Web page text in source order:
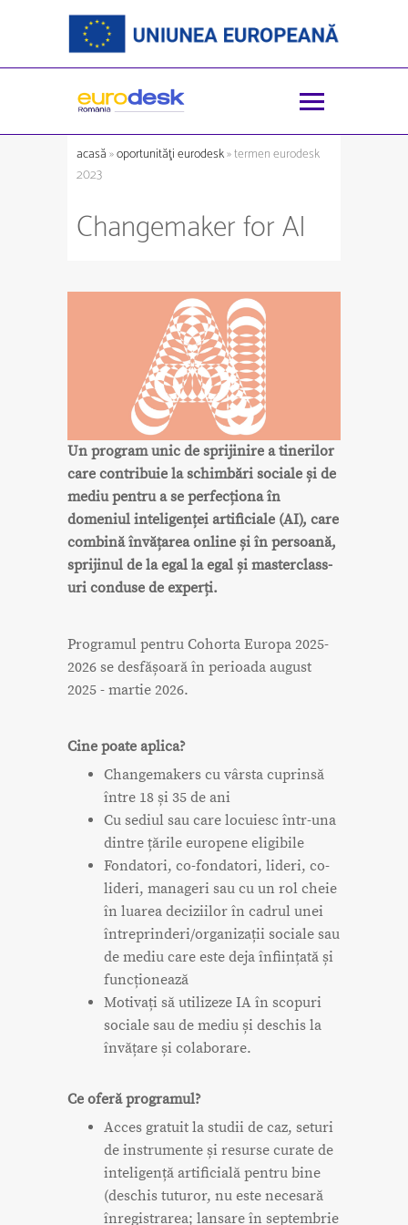
acasă»oportunităţi eurodesk» termen eurodesk
2023
Changemaker for AI
Un program unic de sprijinire a tinerilor
care contribuie la schimbări sociale și de
mediu pentru a se perfecționa în
domeniul inteligenței artificiale (AI), care
combină învățarea online și în persoană,
sprijinul de la egal la egal și masterclass-
uri conduse de experți.
Programul pentru Cohorta Europa 2025-
2026 se desfășoară în perioada august
2025 - martie 2026.
Cine poate aplica?
Changemakers cu vârsta cuprinsă
între 18 și 35 de ani
Cu sediul sau care locuiesc într-una
dintre țările europene eligibile
Fondatori, co-fondatori, lideri, co-
lideri, manageri sau cu un rol cheie
în luarea deciziilor în cadrul unei
întreprinderi/organizații sociale sau
de mediu care este deja înființată și
funcționează
Motivați să utilizeze IA în scopuri
sociale sau de mediu și deschis la
învățare și colaborare.
Ce oferă programul?
Acces gratuit la studii de caz, seturi
de instrumente și resurse curate de
inteligență artificială pentru bine
(deschis tuturor, nu este necesară
înregistrarea; lansare în septembrie